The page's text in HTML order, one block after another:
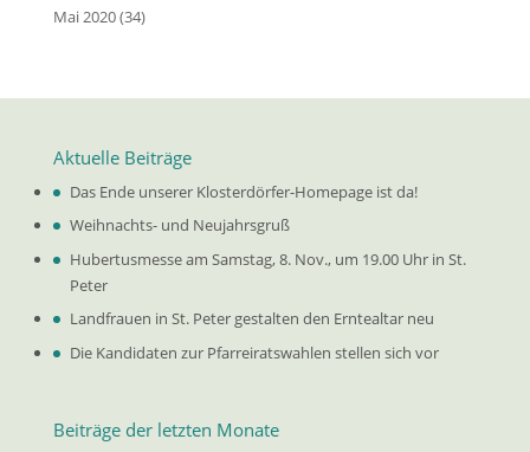
Mai 2020(34)
Aktuelle Beiträge
Das Ende unserer Klosterdörfer-Homepage ist da!
Weihnachts- und Neujahrsgruß
Hubertusmesse am Samstag, 8. Nov., um 19.00 Uhr in St.
Peter
Landfrauen in St. Peter gestalten den Erntealtar neu
Die Kandidaten zur Pfarreiratswahlen stellen sich vor
Beiträge der letzten Monate